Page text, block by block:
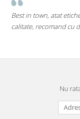
pe
Mi-as dori sa
Nu